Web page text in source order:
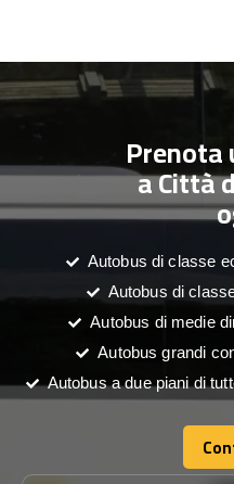
Prenota
a Città
Autobus di classe
Autobus di
Autobus di medie
Autobus grandi
Autobus a due piani di